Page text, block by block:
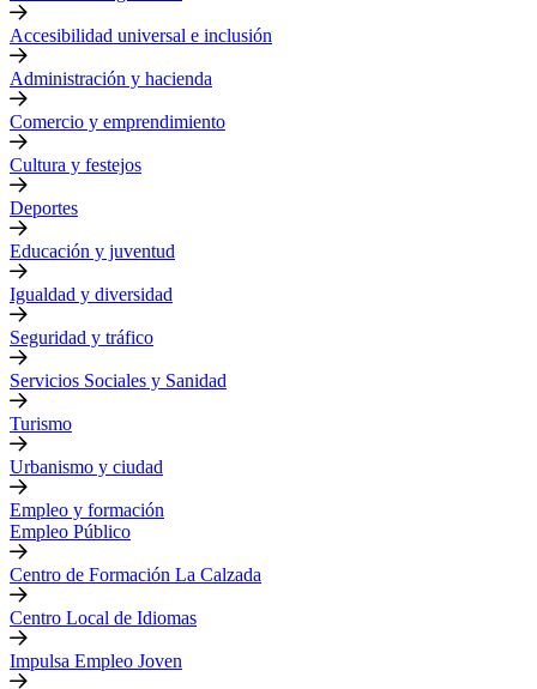
Accesibilidad universal e inclusión
Administración y hacienda
Comercio y emprendimiento
Cultura y festejos
Deportes
Educación y juventud
Igualdad y diversidad
Seguridad y tráfico
Servicios Sociales y Sanidad
Turismo
Urbanismo y ciudad
Empleo y formación
Empleo Público
Centro de Formación La Calzada
Centro Local de Idiomas
Impulsa Empleo Joven